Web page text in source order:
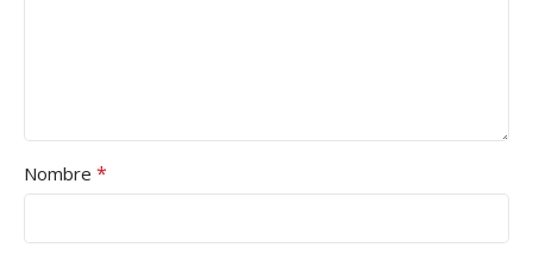
Nombre *